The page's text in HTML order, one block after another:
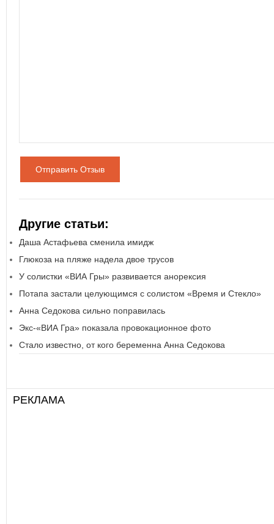
Отправить Отзыв
Другие статьи:
Даша Астафьева сменила имидж
Глюкоза на пляже надела двое трусов
У солистки «ВИА Гры» развивается анорексия
Потапа застали целующимся с солистом «Время и Стекло»
Анна Седокова сильно поправилась
Экс-«ВИА Гра» показала провокационное фото
Стало известно, от кого беременна Анна Седокова
РЕКЛАМА